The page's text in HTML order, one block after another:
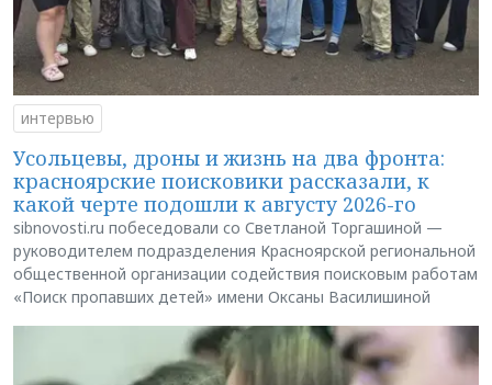
интервью
Усольцевы, дроны и жизнь на два фронта:
красноярские поисковики рассказали, к
какой черте подошли к августу 2026-го
sibnovosti.ru побеседовали со Светланой Торгашиной —
руководителем подразделения Красноярской региональной
общественной организации содействия поисковым работам
«Поиск пропавших детей» имени Оксаны Василишиной